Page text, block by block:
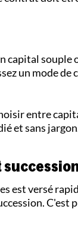
capital souple
un mode
entre
et sans
est versé